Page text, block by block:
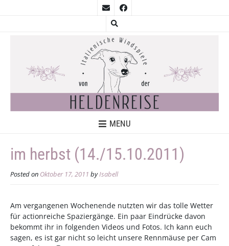
MENU
im herbst (14./15.10.2011)
Posted on Oktober 17, 2011 byIsabell
Am vergangenen Wochenende nutzten wir das tolle Wetter
für actionreiche Spaziergänge. Ein paar Eindrücke davon
bekommt ihr in folgenden Videos und Fotos. Ich kann euch
sagen, es ist gar nicht so leicht unsere Rennmäuse per Cam